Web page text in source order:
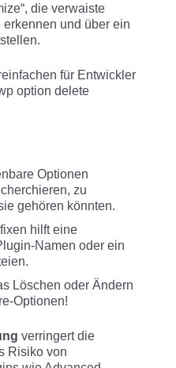
die verwaiste
und über ein
für Entwickler
option delete
Optionen
zu
gehören könnten.
hilft eine
Namen oder ein
Löschen oder Ändern
Optionen!
verringert die
Risiko von